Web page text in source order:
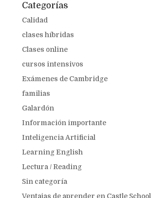
Categorías
Calidad
clases híbridas
Clases online
cursos intensivos
Exámenes de Cambridge
familias
Galardón
Información importante
Inteligencia Artificial
Learning English
Lectura / Reading
Sin categoría
Ventajas de aprender en Castle School